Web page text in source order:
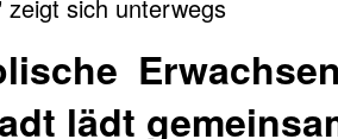
zeigt sich unterwegs
lädt